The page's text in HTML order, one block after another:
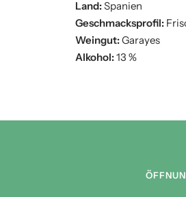
Land:Spanien
Geschmacksprofil:
Weingut:Garayes
Alkohol:13 %